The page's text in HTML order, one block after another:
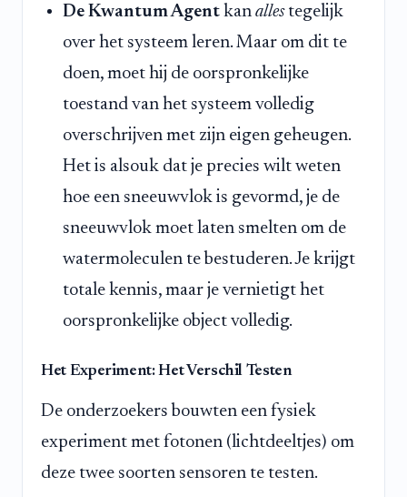
De Kwantum Agent kan allestegelijk
over het systeem leren. Maar om dit te
doen, moet hij de oorspronkelijke
toestand van het systeem volledig
overschrijven met zijn eigen geheugen.
Het is alsouk dat je precies wilt weten
hoe een sneeuwvlok is gevormd, je de
sneeuwvlok moet laten smelten om de
watermoleculen te bestuderen. Je krijgt
totale kennis, maar je vernietigt het
oorspronkelijke object volledig.
Het Experiment: Het Verschil Testen
De onderzoekers bouwten een fysiek
experiment met fotonen (lichtdeeltjes) om
deze twee soorten sensoren te testen.